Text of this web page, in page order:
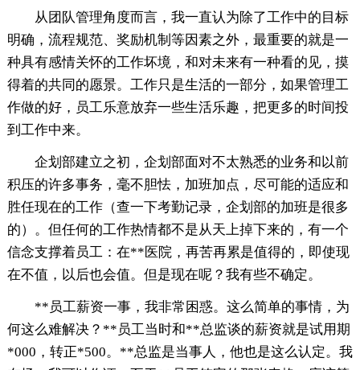
从团队管理角度而言，我一直认为除了工作中的目标
明确，流程规范、奖励机制等因素之外，最重要的就是一
种具有感情关怀的工作坏境，和对未来有一种看的见，摸
得着的共同的愿景。工作只是生活的一部分，如果管理工
作做的好，员工乐意放弃一些生活乐趣，把更多的时间投
到工作中来。
企划部建立之初，企划部面对不太熟悉的业务和以前
积压的许多事务，毫不胆怯，加班加点，尽可能的适应和
胜任现在的工作（查一下考勤记录，企划部的加班是很多
的）。但任何的工作热情都不是从天上掉下来的，有一个
信念支撑着员工：在**医院，再苦再累是值得的，即使现
在不值，以后也会值。但是现在呢？我有些不确定。
**员工薪资一事，我非常困惑。这么简单的事情，为
何这么难解决？**员工当时和**总监谈的薪资就是试用期
*000，转正*500。**总监是当事人，他也是这么认定。我